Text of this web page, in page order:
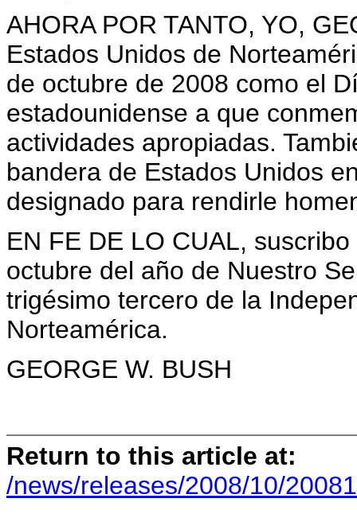
AHORA POR TANTO, YO,
Estados Unidos de
de octubre de 2008 como el
estadounidense a que
actividades apropiadas.
bandera de Estados Unidos
designado para rendirle
EN FE DE LO CUAL,
octubre del año de Nuestro
trigésimo tercero de la
Norteamérica.
GEORGE W. BUSH
Return to this article at:
/news/releases/2008/10/